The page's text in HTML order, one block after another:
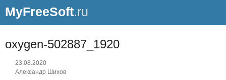
MyFreeSoft.ru
oxygen-502887_1920
23.08.2020
Александр Шихов